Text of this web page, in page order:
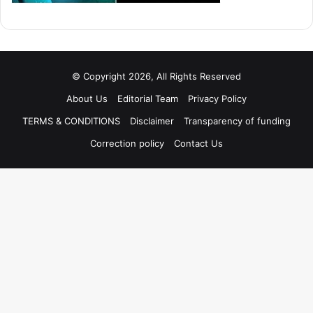
© Copyright 2026, All Rights Reserved
About Us
Editorial Team
Privacy Policy
TERMS & CONDITIONS
Disclaimer
Transparency of funding
Correction policy
Contact Us